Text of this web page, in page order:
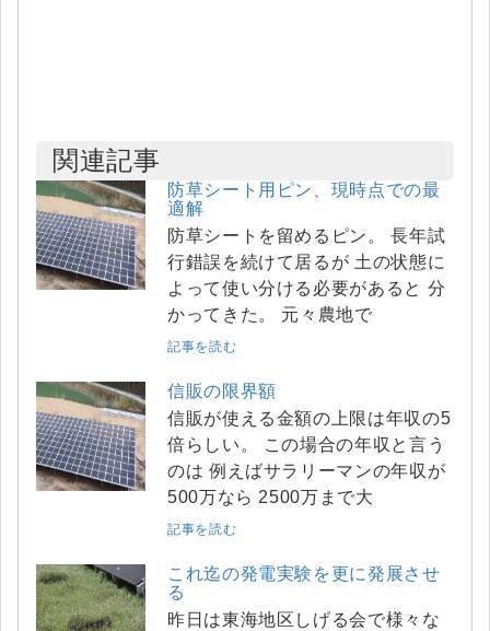
関連記事
防草シート用ピン、現時点での最
適解
防草シートを留めるピン。 長年試
行錯誤を続けて居るが 土の状態に
よって使い分ける必要があると 分
かってきた。 元々農地で
記事を読む
信販の限界額
信販が使える金額の上限は年収の5
倍らしい。 この場合の年収と言う
のは 例えばサラリーマンの年収が
500万なら 2500万まで大
記事を読む
これ迄の発電実験を更に発展させ
る
昨日は東海地区しげる会で様々な